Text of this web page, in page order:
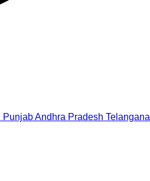
PunjabAndhra Pradesh Telangana